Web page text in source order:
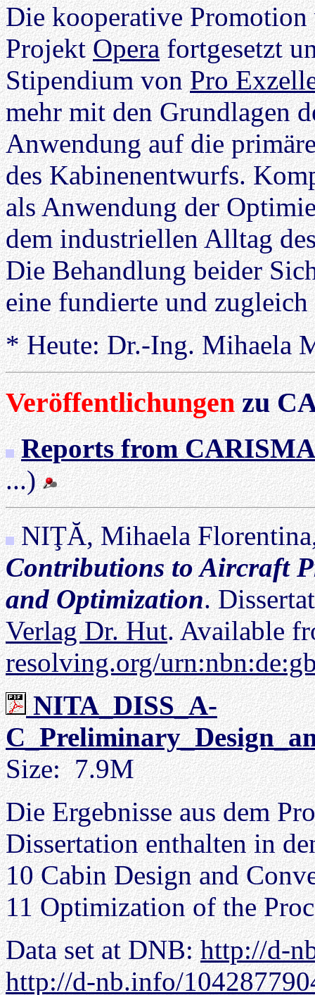
Die kooperative
ProjektOperafortgesetzt
Stipendium vonPro
mehr mit den Grundlagen
Anwendung auf die
des Kabinenentwurfs.
als Anwendung der
dem industriellen Alltag
Die Behandlung beider
eine fundierte und
* Heute: Dr.-Ing. Mihaela
Veröffentlichungenzu
Reports from CARISMA
...)
NIŢĂ, Mihaela
Contributions to Aircraft
and Optimization.
Verlag Dr. Hut. Available
resolving.org/
NITA_DISS_A-
Size: 7.9M
Die Ergebnisse aus dem
Dissertation enthalten in
10 Cabin Design and
11 Optimization of the
Data set at DNB:http://d-
http://d-nb.info/